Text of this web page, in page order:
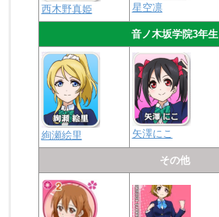
西木野真姫 星空凛
音ノ木坂学院3年生
絢瀬絵里 矢澤にこ
その他